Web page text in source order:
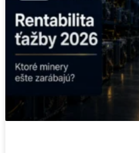
Bitcoin čelí vnútornému
sieť ťažby